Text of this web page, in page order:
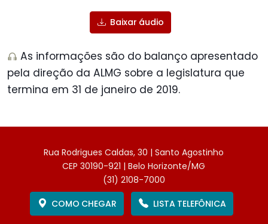
Baixar áudio
As informações são do balanço apresentado
pela direção da ALMG sobre a legislatura que
termina em 31 de janeiro de 2019.
Rua Rodrigues Caldas, 30 | Santo Agostinho
CEP 30190-921 | Belo Horizonte/MG
(31) 2108-7000
COMO CHEGAR
LISTA TELEFÔNICA